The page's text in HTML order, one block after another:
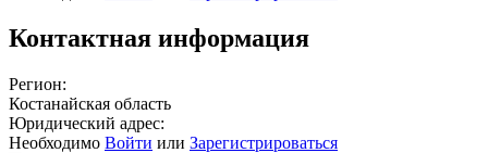
Контактная информация
Регион:
Костанайская область
Юридический адрес:
Необходимо Войти или Зарегистрироваться